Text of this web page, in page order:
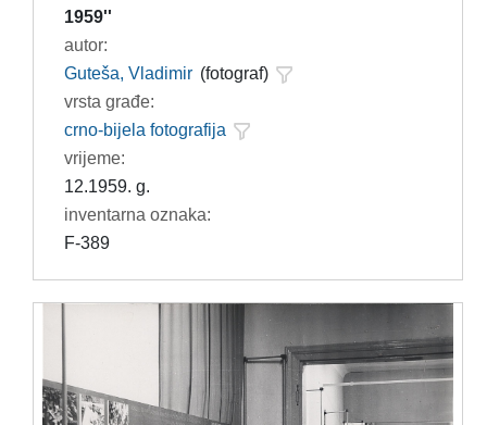
1959''
autor:
Guteša, Vladimir (fotograf)
vrsta građe:
crno-bijela fotografija
vrijeme:
12.1959. g.
inventarna oznaka:
F-389